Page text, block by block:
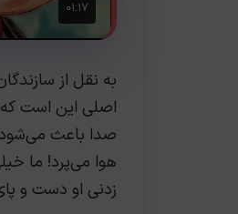
اصلی این است
صدا باعث می‌شود
هوا می‌پرد! ما
زدنی او دست و